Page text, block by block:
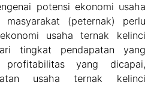
potensi ekonomi usaha
(peternak) perlu
usaha ternak kelinci
tingkat pendapatan yang
yang dicapai,
usaha ternak kelinci